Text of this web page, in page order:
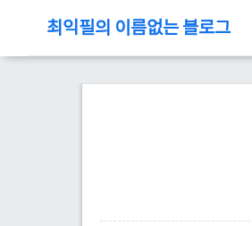
최익필의 이름없는 블로그